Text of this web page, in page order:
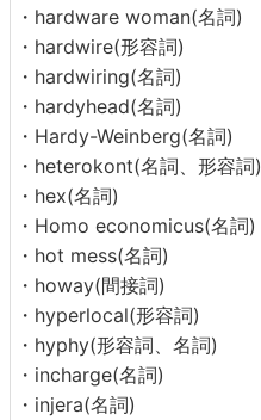
・hardware woman(名詞)
・hardwire(形容詞)
・hardwiring(名詞)
・hardyhead(名詞)
・Hardy-Weinberg(名詞)
・heterokont(名詞、形容詞)
・hex(名詞)
・Homo economicus(名詞)
・hot mess(名詞)
・howay(間接詞)
・hyperlocal(形容詞)
・hyphy(形容詞、名詞)
・incharge(名詞)
・injera(名詞)